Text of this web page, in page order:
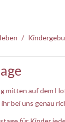
mitten auf dem
bei uns genau